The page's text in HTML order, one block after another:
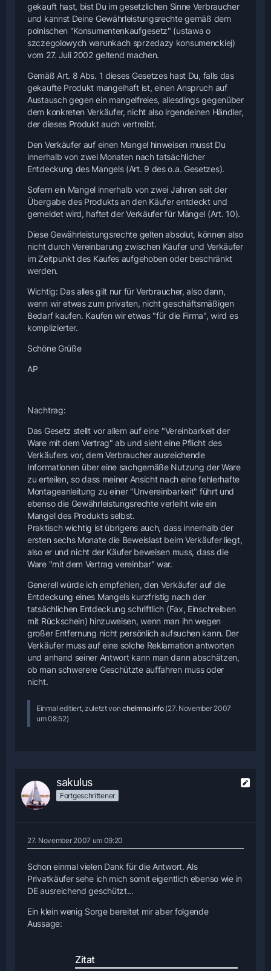
gekauft hast, bist Du im gesetzlichen Sinne Verbraucher
und kannst Deine Gewährleistungsrechte gemäß dem
polnischen "Konsumentenkaufgesetz" (ustawa o
szczegolowych warunkach sprzedazy konsumenckiej)
vom 27. Juli 2002 geltend machen.
Gemäß Art. 8 Abs. 1 dieses Gesetzes hast Du, falls das
gekaufte Produkt mangelhaft ist, einen Anspruch auf
Austausch gegen ein mangelfreies, allesdings gegenüber
dem konkreten Verkäufer, nicht also irgendeinen Händler,
der dieses Produkt auch vertreibt.
Den Verkäufer auf einen Mangel hinweisen musst Du
innerhalb von zwei Monaten nach tatsächlicher
Entdeckung des Mangels (Art. 9 des o.a. Gesetzes).
Sofern ein Mangel innerhalb von zwei Jahren seit der
Übergabe des Produkts an den Käufer entdeckt und
gemeldet wird, haftet der Verkäufer für Mängel (Art. 10).
Diese Gewährleistungsrechte gelten absolut, können also
nicht durch Vereinbarung zwischen Käufer und Verkäufer
im Zeitpunkt des Kaufes aufgehoben oder beschränkt
werden.
Wichtig: Das alles gilt nur für Verbraucher, also dann,
wenn wir etwas zum privaten, nicht geschäftsmäßigen
Bedarf kaufen. Kaufen wir etwas "für die Firma", wird es
komplizierter.
Schöne Grüße
AP
Nachtrag:
Das Gesetz stellt vor allem auf eine "Vereinbarkeit der
Ware mit dem Vertrag" ab und sieht eine Pflicht des
Verkäufers vor, dem Verbraucher ausreichende
Informationen über eine sachgemäße Nutzung der Ware
zu erteilen, so dass meiner Ansicht nach eine fehlerhafte
Montageanleitung zu einer "Unvereinbarkeit" führt und
ebenso die Gewährleistungsrechte verleiht wie ein
Mangel des Produkts selbst.
Praktisch wichtig ist übrigens auch, dass innerhalb der
ersten sechs Monate die Beweislast beim Verkäufer liegt,
also er und nicht der Käufer beweisen muss, dass die
Ware "mit dem Vertrag vereinbar" war.
Generell würde ich empfehlen, den Verkäufer auf die
Entdeckung eines Mangels kurzfristig nach der
tatsächlichen Entdeckung schriftlich (Fax, Einschreiben
mit Rückschein) hinzuweisen, wenn man ihn wegen
großer Entfernung nicht persönlich aufsuchen kann. Der
Verkäufer muss auf eine solche Reklamation antworten
und anhand seiner Antwort kann man dann abschätzen,
ob man schwerere Geschützte auffahren muss oder
nicht.
Einmal editiert, zuletzt vonchelmno.info(27. November 2007
um 08:52)
sakulus
Fortgeschrittener
27. November 2007 um 09:20
Schon einmal vielen Dank für die Antwort. Als
Privatkäufer sehe ich mich somit eigentlich ebenso wie in
DE ausreichend geschützt...
Ein klein wenig Sorge bereitet mir aber folgende
Aussage:
Zitat